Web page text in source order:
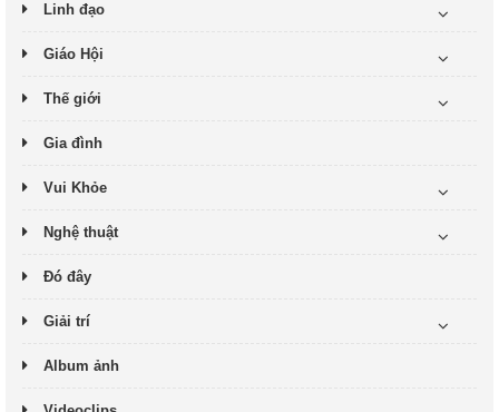
Linh đạo
Giáo Hội
Thế giới
Gia đình
Vui Khỏe
Nghệ thuật
Đó đây
Giải trí
Album ảnh